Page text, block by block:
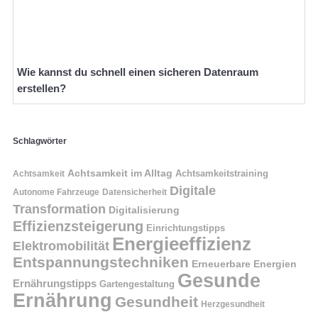
Wie kannst du schnell einen sicheren Datenraum
erstellen?
Schlagwörter
Achtsamkeit Achtsamkeit im Alltag Achtsamkeitstraining
Autonome Fahrzeuge Datensicherheit Digitale
Transformation Digitalisierung
Effizienzsteigerung Einrichtungstipps
Elektromobilität Energieeffizienz
Entspannungstechniken Erneuerbare Energien
Ernährungstipps Gartengestaltung Gesunde
Ernährung Gesundheit Herzgesundheit